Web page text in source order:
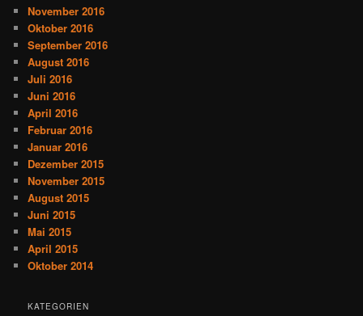
November 2016
Oktober 2016
September 2016
August 2016
Juli 2016
Juni 2016
April 2016
Februar 2016
Januar 2016
Dezember 2015
November 2015
August 2015
Juni 2015
Mai 2015
April 2015
Oktober 2014
KATEGORIEN